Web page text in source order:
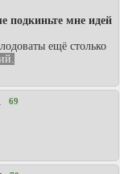
подкиньте мне идей
ещё столько
69